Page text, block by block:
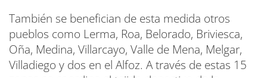
También se benefician de esta medida otros
pueblos como Lerma, Roa, Belorado, Briviesca,
Oña, Medina, Villarcayo, Valle de Mena, Melgar,
Villadiego y dos en el Alfoz. A través de estas 15